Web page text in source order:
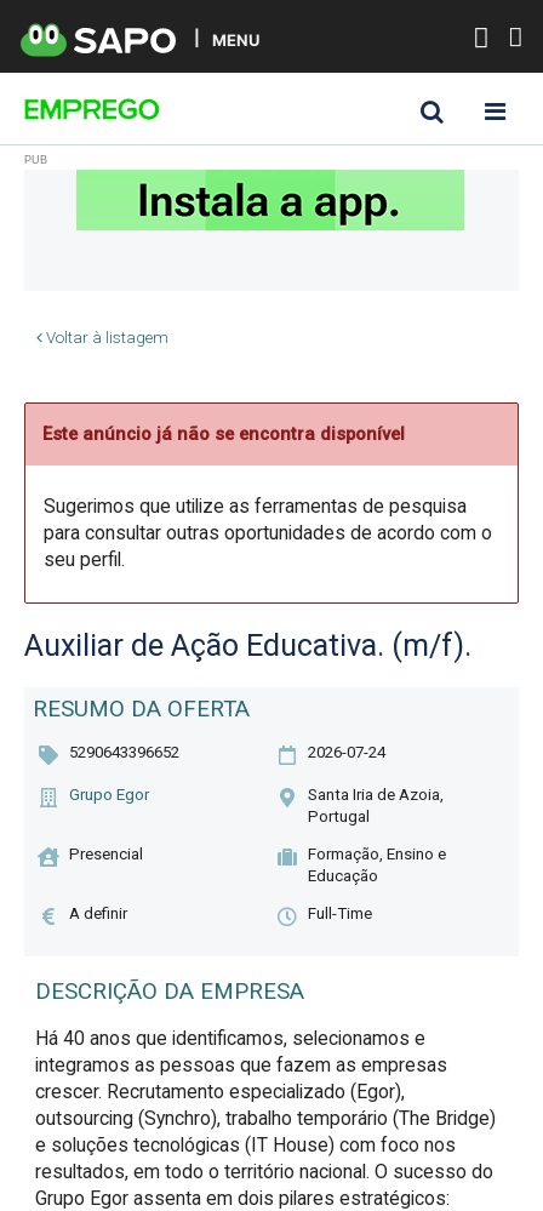
MENU
Voltar à listagem
Este anúncio já não se encontra disponível
Sugerimos que utilize as ferramentas de pesquisa
para consultar outras oportunidades de acordo com o
seu perfil.
Auxiliar de Ação Educativa. (m/f).
RESUMO DA OFERTA
5290643396652 2026-07-24
Grupo Egor
Santa Iria de Azoia,
Portugal
Presencial
Formação, Ensino e
Educação
A definir Full-Time
DESCRIÇÃO DA EMPRESA
Há 40 anos que identificamos, selecionamos e
integramos as pessoas que fazem as empresas
crescer. Recrutamento especializado (Egor),
outsourcing (Synchro), trabalho temporário (The Bridge)
e soluções tecnológicas (IT House) com foco nos
resultados, em todo o território nacional. O sucesso do
Grupo Egor assenta em dois pilares estratégicos: